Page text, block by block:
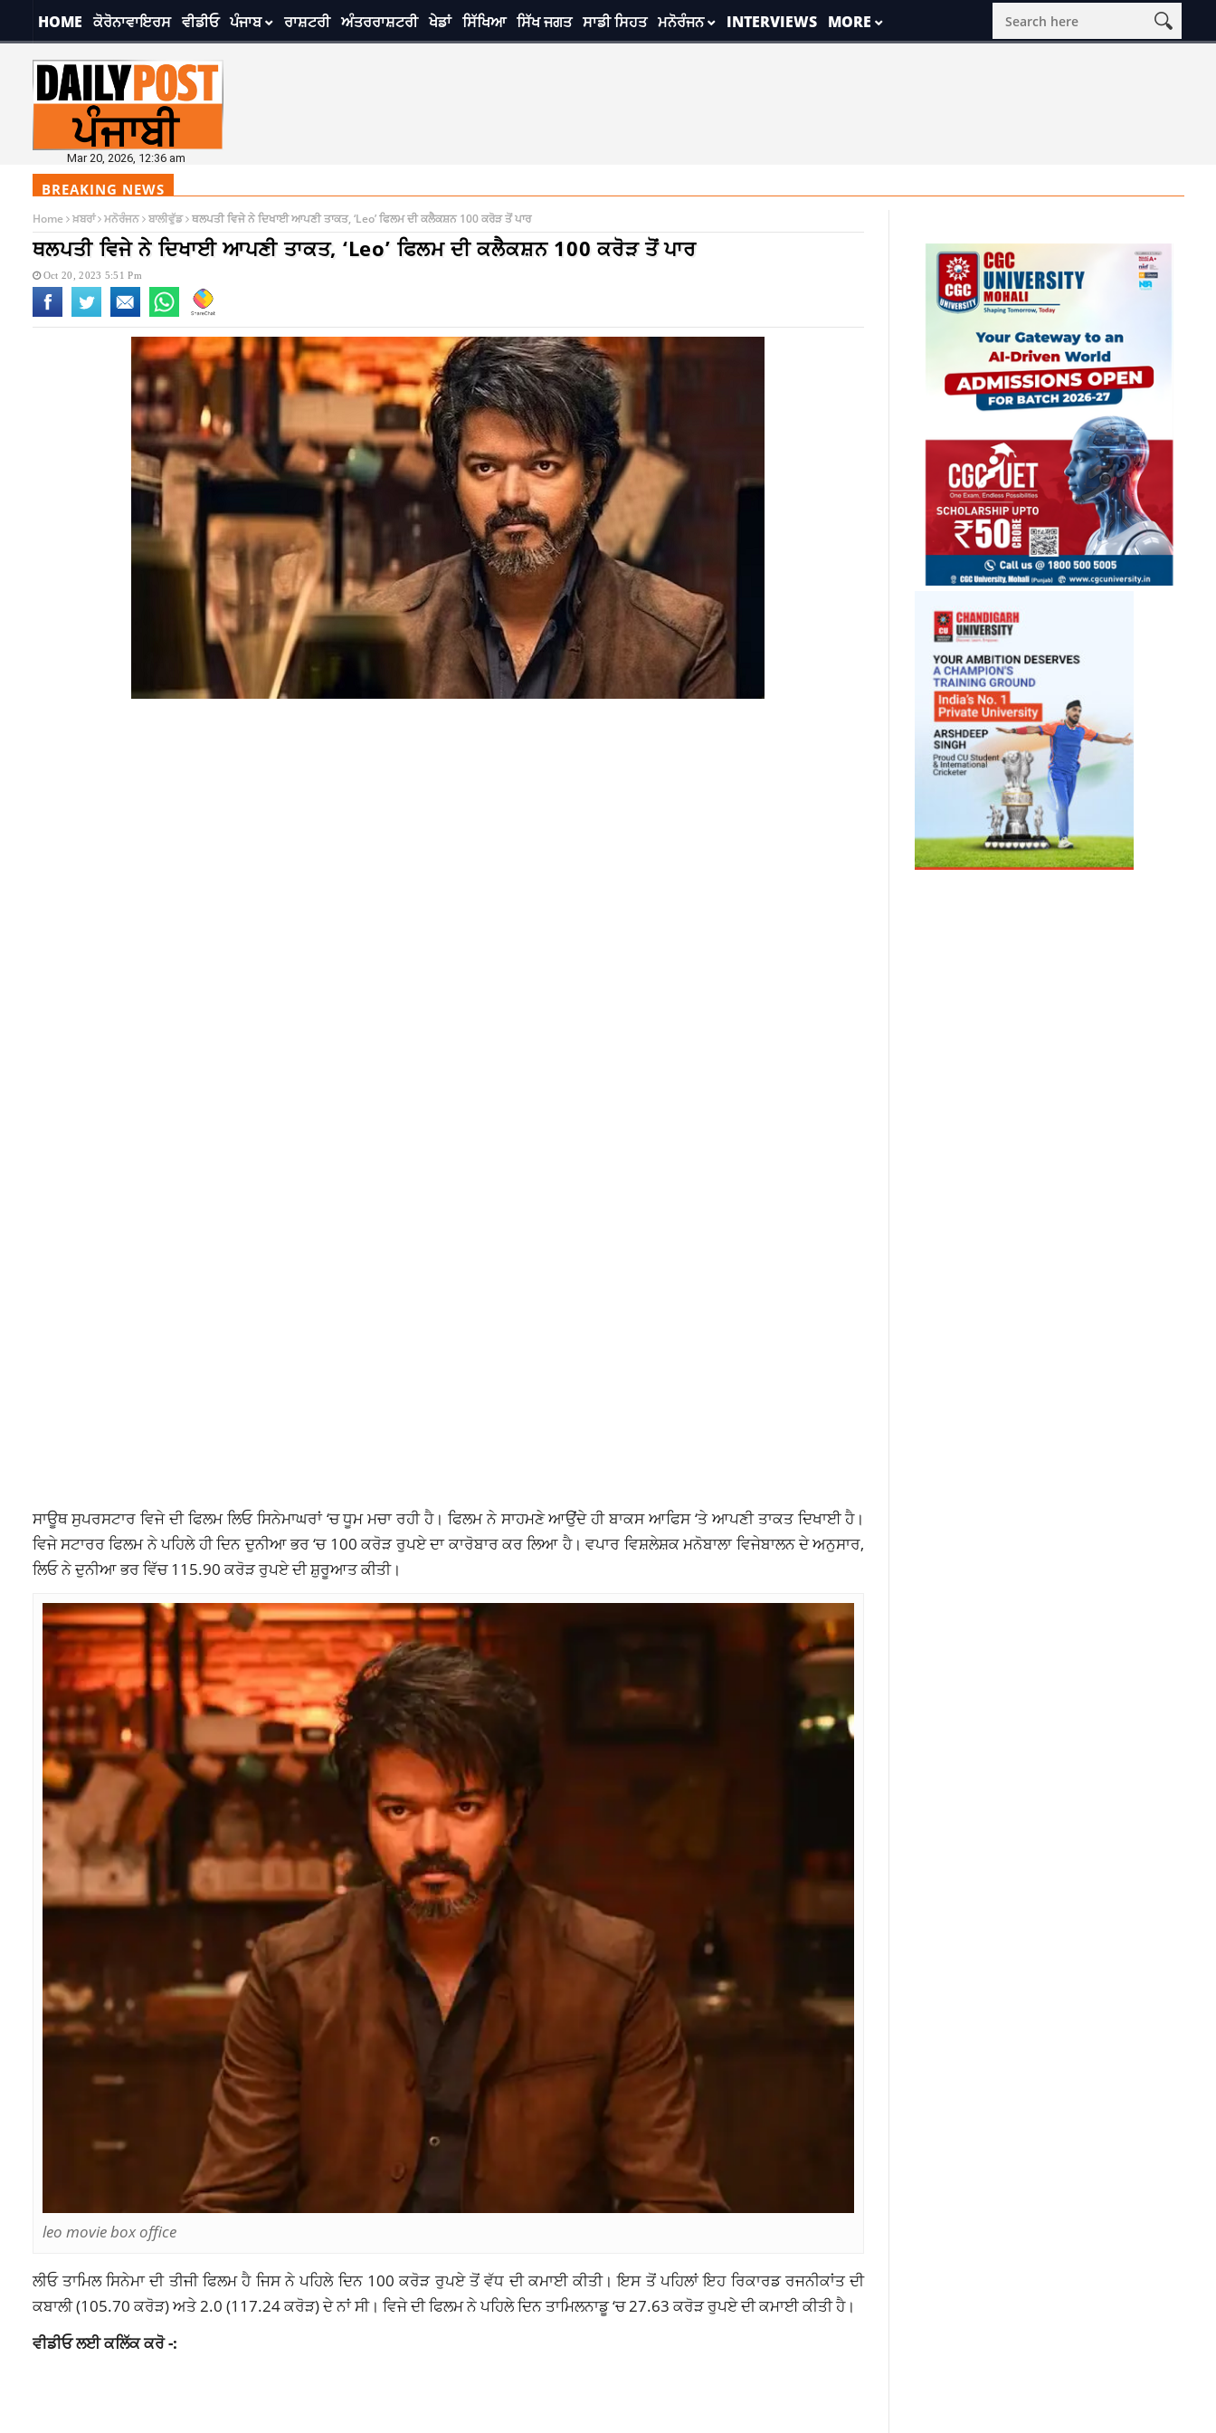
HOME ਕੋਰੋਨਾਵਾਇਰਸ ਵੀਡੀਓ ਪੰਜਾਬ ਰਾਸ਼ਟਰੀ ਅੰਤਰਰਾਸ਼ਟਰੀ ਖੇਡਾਂ ਸਿੱਖਿਆ ਸਿੱਖ ਜਗਤ ਸਾਡੀ ਸਿਹਤ ਮਨੋਰੰਜਨ INTERVIEWS MORE
Mar 20, 2026, 12:36 am
BREAKING NEWS
Home ਖ਼ਬਰਾਂ ਮਨੋਰੰਜਨ ਬਾਲੀਵੁੱਡ ਥਲਪਤੀ ਵਿਜੇ ਨੇ ਦਿਖਾਈ ਆਪਣੀ ਤਾਕਤ, ‘Leo’ ਫਿਲਮ ਦੀ ਕਲੈਕਸ਼ਨ 100 ਕਰੋੜ ਤੋਂ ਪਾਰ
ਥਲਪਤੀ ਵਿਜੇ ਨੇ ਦਿਖਾਈ ਆਪਣੀ ਤਾਕਤ, ‘Leo’ ਫਿਲਮ ਦੀ ਕਲੈਕਸ਼ਨ 100 ਕਰੋੜ ਤੋਂ ਪਾਰ
Oct 20, 2023 5:51 Pm
ਸਾਊਥ ਸੁਪਰਸਟਾਰ ਵਿਜੇ ਦੀ ਫਿਲਮ ਲਿਓ ਸਿਨੇਮਾਘਰਾਂ ‘ਚ ਧੂਮ ਮਚਾ ਰਹੀ ਹੈ। ਫਿਲਮ ਨੇ ਸਾਹਮਣੇ ਆਉਂਦੇ ਹੀ ਬਾਕਸ ਆਫਿਸ ‘ਤੇ ਆਪਣੀ ਤਾਕਤ ਦਿਖਾਈ ਹੈ।
ਵਿਜੇ ਸਟਾਰਰ ਫਿਲਮ ਨੇ ਪਹਿਲੇ ਹੀ ਦਿਨ ਦੁਨੀਆ ਭਰ ‘ਚ 100 ਕਰੋੜ ਰੁਪਏ ਦਾ ਕਾਰੋਬਾਰ ਕਰ ਲਿਆ ਹੈ। ਵਪਾਰ ਵਿਸ਼ਲੇਸ਼ਕ ਮਨੋਬਾਲਾ ਵਿਜੇਬਾਲਨ ਦੇ ਅਨੁਸਾਰ,
ਲਿਓ ਨੇ ਦੁਨੀਆ ਭਰ ਵਿੱਚ 115.90 ਕਰੋੜ ਰੁਪਏ ਦੀ ਸ਼ੁਰੂਆਤ ਕੀਤੀ।
leo movie box office
ਲੀਓ ਤਾਮਿਲ ਸਿਨੇਮਾ ਦੀ ਤੀਜੀ ਫਿਲਮ ਹੈ ਜਿਸ ਨੇ ਪਹਿਲੇ ਦਿਨ 100 ਕਰੋੜ ਰੁਪਏ ਤੋਂਵੱਧ ਦੀ ਕਮਾਈ ਕੀਤੀ। ਇਸ ਤੋਂ ਪਹਿਲਾਂ ਇਹ ਰਿਕਾਰਡ ਰਜਨੀਕਾਂਤ ਦੀ
ਕਬਾਲੀ (105.70 ਕਰੋੜ) ਅਤੇ 2.0 (117.24 ਕਰੋੜ) ਦੇ ਨਾਂ ਸੀ। ਵਿਜੇ ਦੀ ਫਿਲਮ ਨੇ ਪਹਿਲੇ ਦਿਨ ਤਾਮਿਲਨਾਡੂ ‘ਚ 27.63 ਕਰੋੜ ਰੁਪਏ ਦੀ ਕਮਾਈ ਕੀਤੀ ਹੈ।
ਵੀਡੀਓ ਲਈ ਕਲਿੱਕ ਕਰੋ -: